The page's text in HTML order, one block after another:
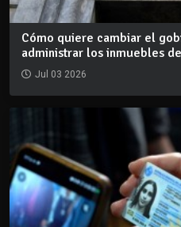
Cómo quiere cambiar el
administrar los inmuebles
Jul 03 2026